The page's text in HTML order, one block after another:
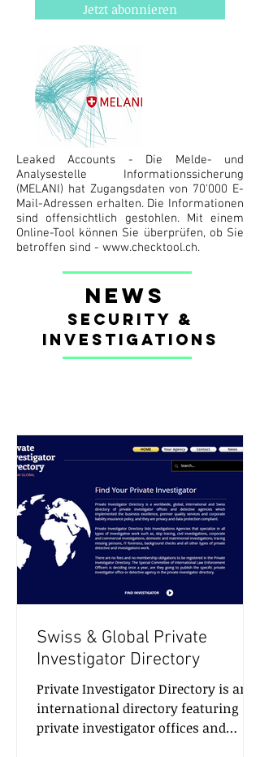
Jetzt abonnieren
Leaked Accounts - Die Melde- und
Analysestelle Informationssicherung
(MELANI) hat Zugangsdaten von 70'000 E-
Mail-Adressen erhalten. Die Informationen
sind offensichtlich gestohlen. Mit einem
Online-Tool können Sie überprüfen, ob Sie
betroffen sind - www.checktool.ch.
News
security &
investigations
Swiss & Global Private
Investigator Directory
Private Investigator Directory is an
international directory featuring
private investigator offices and